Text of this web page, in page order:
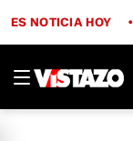
ES NOTICIA HOY